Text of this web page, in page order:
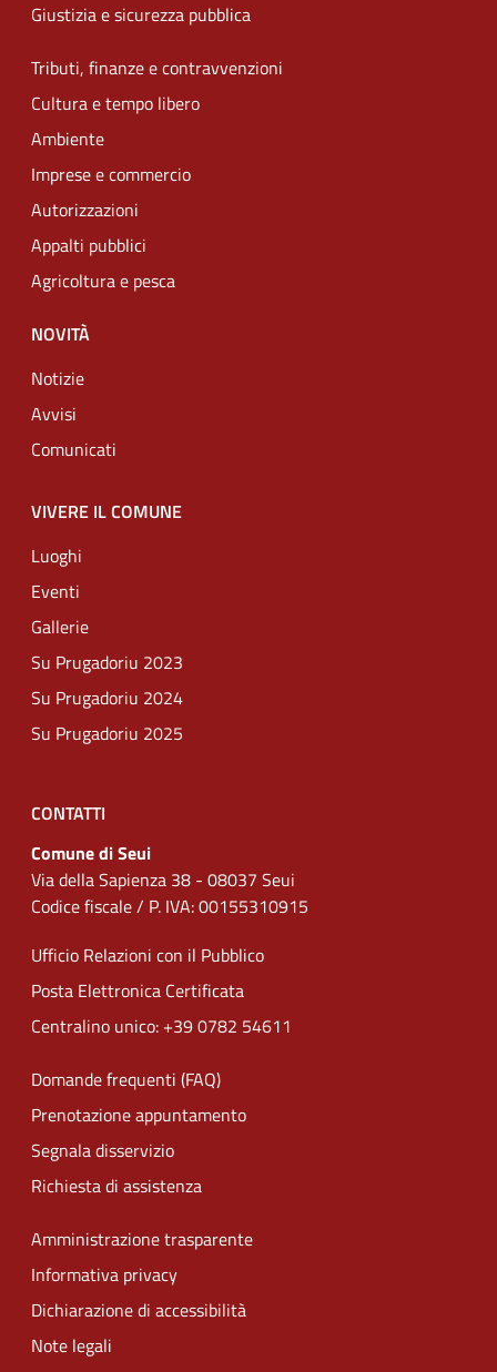
Giustizia e sicurezza pubblica
Tributi, finanze e contravvenzioni
Cultura e tempo libero
Ambiente
Imprese e commercio
Autorizzazioni
Appalti pubblici
Agricoltura e pesca
NOVITÀ
Notizie
Avvisi
Comunicati
VIVERE IL COMUNE
Luoghi
Eventi
Gallerie
Su Prugadoriu 2023
Su Prugadoriu 2024
Su Prugadoriu 2025
CONTATTI
Comune di Seui
Via della Sapienza 38 - 08037 Seui
Codice fiscale / P. IVA: 00155310915
Ufficio Relazioni con il Pubblico
Posta Elettronica Certificata
Centralino unico: +39 0782 54611
Domande frequenti (FAQ)
Prenotazione appuntamento
Segnala disservizio
Richiesta di assistenza
Amministrazione trasparente
Informativa privacy
Dichiarazione di accessibilità
Note legali